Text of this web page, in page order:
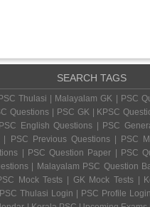
SEARCH TAGS
Thulasi | Malayalam GK | PSC
Questions | PSC GK | KPSC
English Questions | PSC
| PSC Previous Questions | PSC
| PSC Question Paper | PSC
| Malayalam PSC Question
Mock Tests | GK Mock Tests |
Thulasi Login | PSC Profile